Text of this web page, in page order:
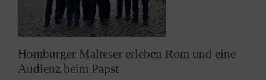
Homburger Malteser erleben Rom und eine
Audienz beim Papst